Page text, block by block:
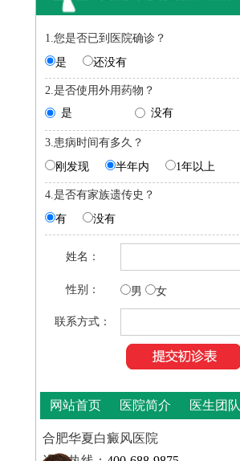
1.您是否已到医院确诊？
是
还没有
2.是否使用外用药物？
是
没有
3.患病时间有多久？
刚发现
半年内 1年以上
4.是否有家族遗传史？
有
没有
姓名：
性别： 男 女
联系方式：
网站首页 医院简介 医生团队
合肥华夏白癜风医院